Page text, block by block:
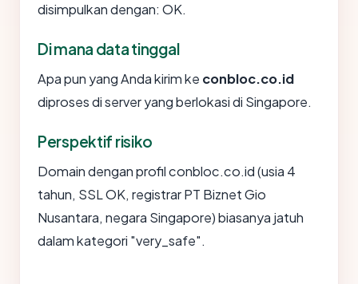
disimpulkan dengan: OK.
Di mana data tinggal
Apa pun yang Anda kirim ke conbloc.co.id
diproses di server yang berlokasi di Singapore.
Perspektif risiko
Domain dengan profil conbloc.co.id (usia 4
tahun, SSL OK, registrar PT Biznet Gio
Nusantara, negara Singapore) biasanya jatuh
dalam kategori "very_safe".